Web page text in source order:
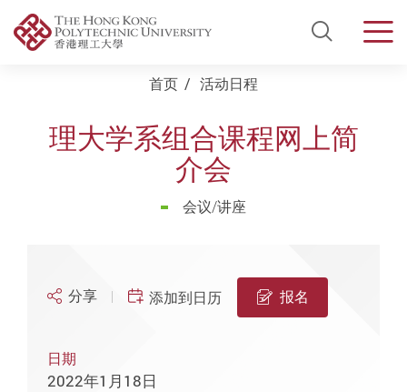
Open
首页 活动日程
理大学系组合课程网上简
介会
会议/讲座
分享 添加到日历 报名
日期
2022年1月18日